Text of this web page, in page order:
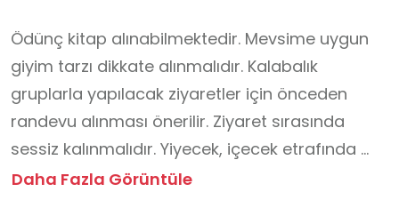
Ödünç kitap alınabilmektedir. Mevsime uygun
giyim tarzı dikkate alınmalıdır. Kalabalık
gruplarla yapılacak ziyaretler için önceden
randevu alınması önerilir. Ziyaret sırasında
sessiz kalınmalıdır. Yiyecek, içecek etrafında
bulunan dükkânlardan temin edilmektedir. 7/24
Daha Fazla Görüntüle